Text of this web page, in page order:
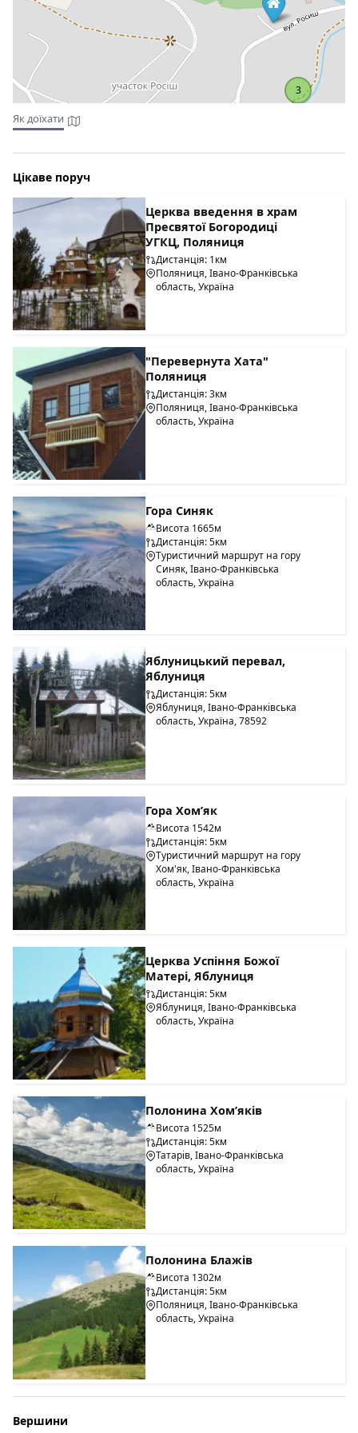
3
Як доїхати
Цікаве поруч
Церква введення в храм
Пресвятої Богородиці
УГКЦ, Поляниця
Дистанція: 1км
Поляниця, Івано-Франківська
область, Україна
"Перевернута Хата"
Поляниця
Дистанція: 3км
Поляниця, Івано-Франківська
область, Україна
Гора Синяк
Висота 1665м
Дистанція: 5км
Туристичний маршрут на гору
Синяк, Івано-Франківська
область, Україна
Яблуницький перевал,
Яблуниця
Дистанція: 5км
Яблуниця, Івано-Франківська
область, Україна, 78592
Гора Хом’як
Висота 1542м
Дистанція: 5км
Туристичний маршрут на гору
Хом'як, Івано-Франківська
область, Україна
Церква Успіння Божої
Матері, Яблуниця
Дистанція: 5км
Яблуниця, Івано-Франківська
область, Україна
Полонина Хом’яків
Висота 1525м
Дистанція: 5км
Татарів, Івано-Франківська
область, Україна
Полонина Блажів
Висота 1302м
Дистанція: 5км
Поляниця, Івано-Франківська
область, Україна
Вершини